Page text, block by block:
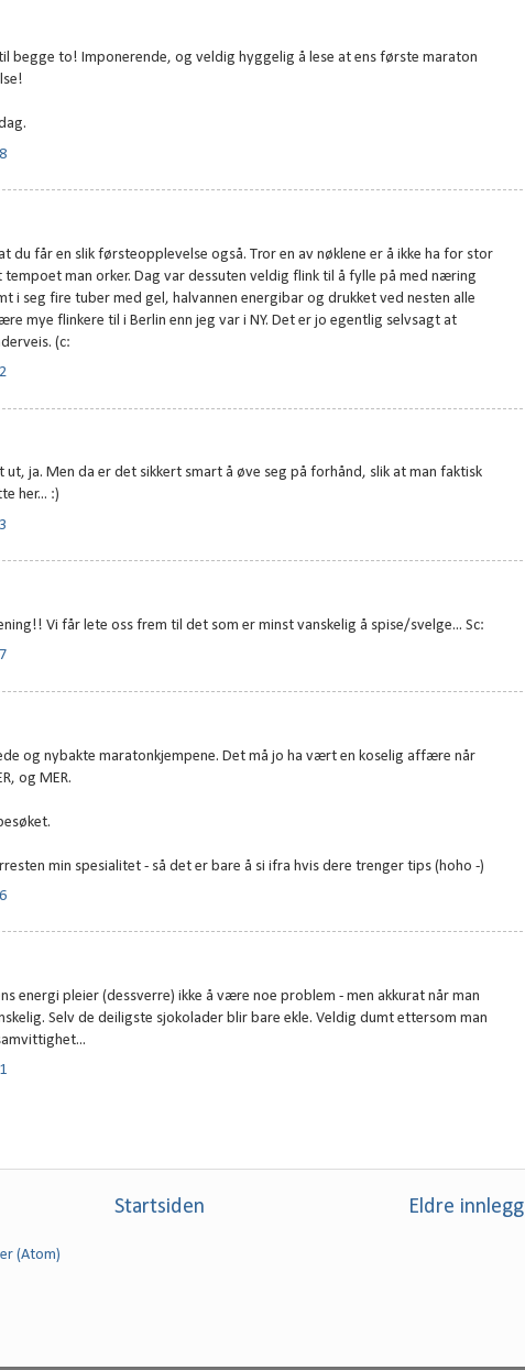
begge to! Imponerende, og veldig hyggelig å lese at ens første maraton
du får en slik førsteopplevelse også. Tror en av nøklene er å ikke ha for stor
man orker. Dag var dessuten veldig flink til å fylle på med næring
i seg fire tuber med gel, halvannen energibar og drukket ved nesten alle
mye flinkere til i Berlin enn jeg var i NY. Det er jo egentlig selvsagt at
(c:
ut, ja. Men da er det sikkert smart å øve seg på forhånd, slik at man faktisk
her... :)
Vi får lete oss frem til det som er minst vanskelig å spise/svelge... Sc:
og nybakte maratonkjempene. Det må jo ha vært en koselig affære når
og MER.
min spesialitet - så det er bare å si ifra hvis dere trenger tips (hoho -)
energi pleier (dessverre) ikke å være noe problem - men akkurat når man
Selv de deiligste sjokolader blir bare ekle. Veldig dumt ettersom man
Eldre innlegg
Startsiden
(Atom)